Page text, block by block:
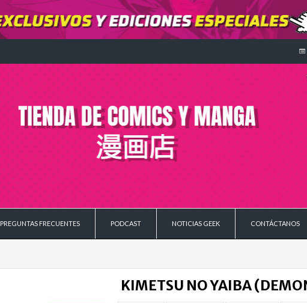
PREGUNTAS FRECUENTES PODCAST NOTICIAS GEEK CONTÁCTANOS
KIMETSU NO YAIBA